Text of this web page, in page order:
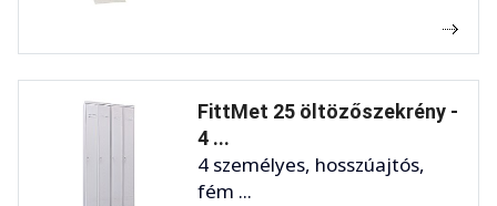
FittMet 25 öltözőszekrény -
4 ...
4 személyes, hosszúajtós,
fém ...